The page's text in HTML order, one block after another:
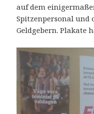
auf dem
Spitzenpersonal
Geldgebern. Plakate